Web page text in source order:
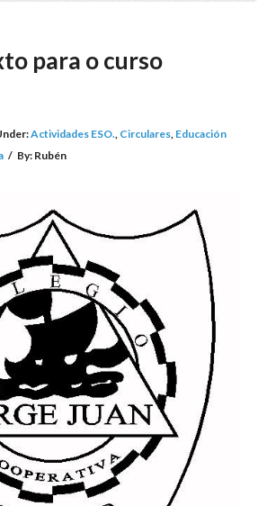
para o curso
Actividades ESO., Circulares, Educación
/ By: Rubén